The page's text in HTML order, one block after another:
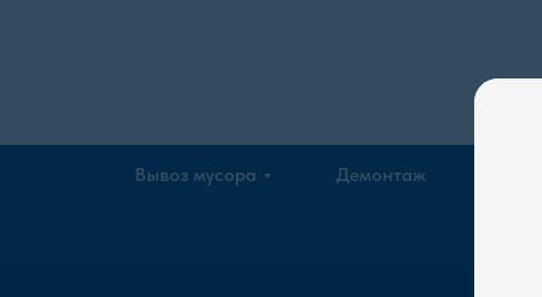
Вывоз мусора Демонтаж